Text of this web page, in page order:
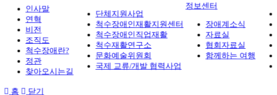
찾아오시는길
국제 교류/개발 협력사업
인사말
연혁
비전
조직도
척수장애란?
정관
찾아오시는길
단체지원사업
척수장애인재활지원센터
척수장애인직업재활
척수재활연구소
문화예술위원회
국제 교류/개발 협력사업
정보센터
장애계소식
자료실
협회자료실
함께하는 여행
홈
닫기